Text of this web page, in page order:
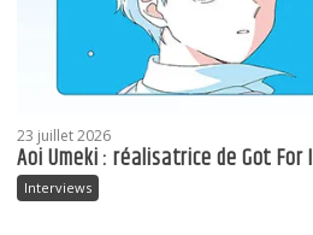
23 juillet 2026
Aoi Umeki : réalisatrice de Got For
Interviews